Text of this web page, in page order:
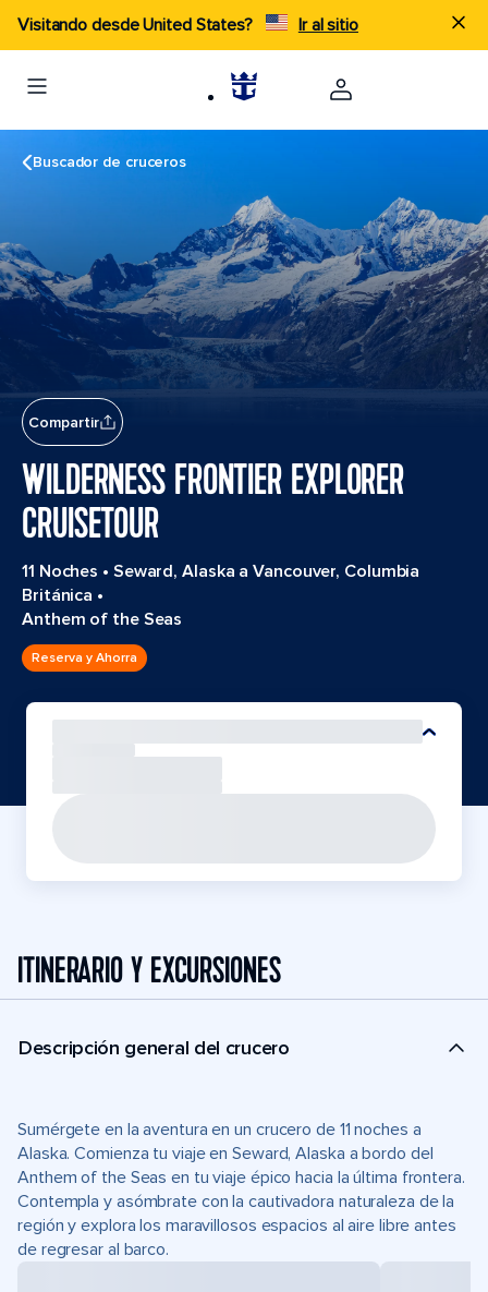
Visitando desde United States? Ir al sitio
Buscador de cruceros
Compartir
WILDERNESS FRONTIER EXPLORER
CRUISETOUR
11 Noches • Seward, Alaska a Vancouver, Columbia
Británica •
Anthem of the Seas
Reserva y Ahorra
ITINERARIO Y EXCURSIONES
Descripción general del crucero
Sumérgete en la aventura en un crucero de 11 noches a
Alaska. Comienza tu viaje en Seward, Alaska a bordo del
Anthem of the Seas en tu viaje épico hacia la última frontera.
Contempla y asómbrate con la cautivadora naturaleza de la
región y explora los maravillosos espacios al aire libre antes
de regresar al barco.